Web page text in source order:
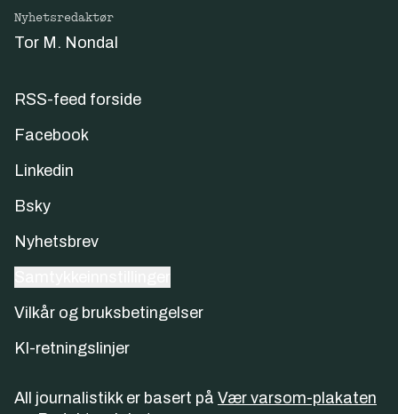
Nyhetsredaktør
Tor M. Nondal
RSS-feed forside
Facebook
Linkedin
Bsky
Nyhetsbrev
Vilkår og bruksbetingelser
KI-retningslinjer
All journalistikk er basert på Vær varsom-plakaten